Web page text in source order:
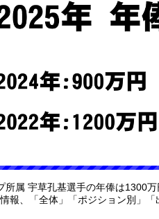
属 宇草孔基選手の年俸は1300万
報、「全体」「ポジション別」